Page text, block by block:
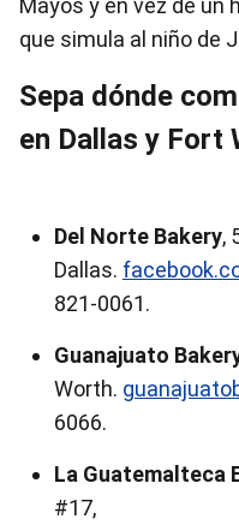
Mayos y en vez de un
que simula al niño de
Sepa dónde
en Dallas y Fort
Del Norte Bakery,
Dallas.
821-0061.
Guanajuato
Worth.
6066.
La Guatemalteca
#17,